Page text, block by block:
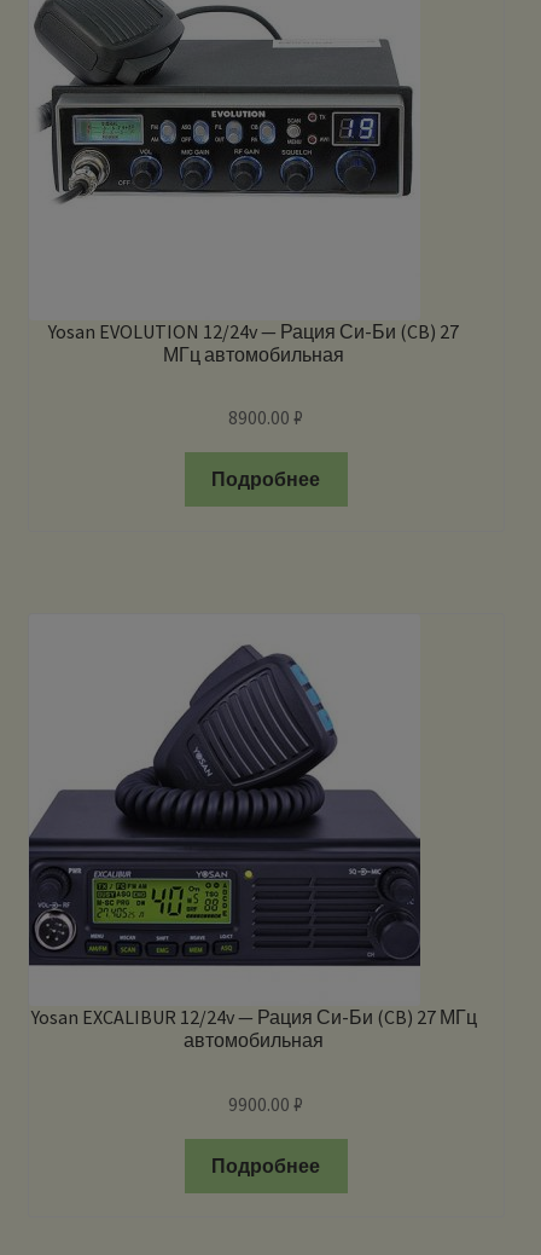
Yosan EVOLUTION 12/24v — Рация Си-Би (CB) 27
МГц автомобильная
8900.00₽
Подробнее
Yosan EXCALIBUR 12/24v — Рация Си-Би (CB) 27 МГц
автомобильная
9900.00₽
Подробнее